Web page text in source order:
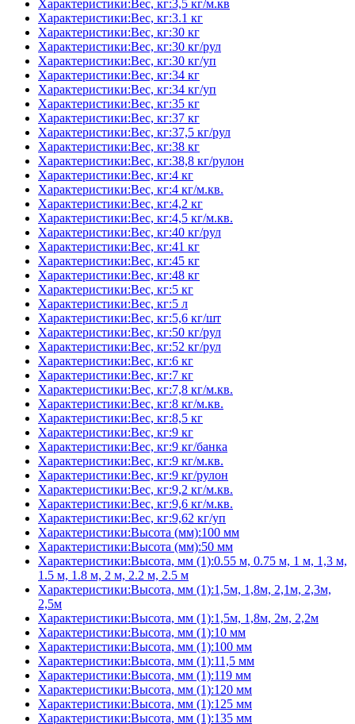
Характеристики:Вес, кг:3,5 кг/м.кв
Характеристики:Вес, кг:3.1 кг
Характеристики:Вес, кг:30 кг
Характеристики:Вес, кг:30 кг/рул
Характеристики:Вес, кг:30 кг/уп
Характеристики:Вес, кг:34 кг
Характеристики:Вес, кг:34 кг/уп
Характеристики:Вес, кг:35 кг
Характеристики:Вес, кг:37 кг
Характеристики:Вес, кг:37,5 кг/рул
Характеристики:Вес, кг:38 кг
Характеристики:Вес, кг:38,8 кг/рулон
Характеристики:Вес, кг:4 кг
Характеристики:Вес, кг:4 кг/м.кв.
Характеристики:Вес, кг:4,2 кг
Характеристики:Вес, кг:4,5 кг/м.кв.
Характеристики:Вес, кг:40 кг/рул
Характеристики:Вес, кг:41 кг
Характеристики:Вес, кг:45 кг
Характеристики:Вес, кг:48 кг
Характеристики:Вес, кг:5 кг
Характеристики:Вес, кг:5 л
Характеристики:Вес, кг:5,6 кг/шт
Характеристики:Вес, кг:50 кг/рул
Характеристики:Вес, кг:52 кг/рул
Характеристики:Вес, кг:6 кг
Характеристики:Вес, кг:7 кг
Характеристики:Вес, кг:7,8 кг/м.кв.
Характеристики:Вес, кг:8 кг/м.кв.
Характеристики:Вес, кг:8,5 кг
Характеристики:Вес, кг:9 кг
Характеристики:Вес, кг:9 кг/банка
Характеристики:Вес, кг:9 кг/м.кв.
Характеристики:Вес, кг:9 кг/рулон
Характеристики:Вес, кг:9,2 кг/м.кв.
Характеристики:Вес, кг:9,6 кг/м.кв.
Характеристики:Вес, кг:9,62 кг/уп
Характеристики:Высота (мм):100 мм
Характеристики:Высота (мм):50 мм
Характеристики:Высота, мм (1):0.55 м, 0.75 м, 1 м, 1,3 м,
1.5 м, 1.8 м, 2 м, 2.2 м, 2.5 м
Характеристики:Высота, мм (1):1,5м, 1,8м, 2,1м, 2,3м,
2,5м
Характеристики:Высота, мм (1):1,5м, 1,8м, 2м, 2,2м
Характеристики:Высота, мм (1):10 мм
Характеристики:Высота, мм (1):100 мм
Характеристики:Высота, мм (1):11,5 мм
Характеристики:Высота, мм (1):119 мм
Характеристики:Высота, мм (1):120 мм
Характеристики:Высота, мм (1):125 мм
Характеристики:Высота, мм (1):135 мм